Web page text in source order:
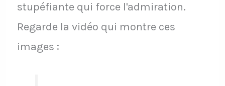
stupéfiante qui force l'admiration.
Regarde la vidéo qui montre ces
images :